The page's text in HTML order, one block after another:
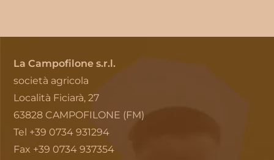
La Campofilone s.r.l.
società agricola
Località Ficiarà, 27
63828 CAMPOFILONE (FM)
Tel +39 0734 931294
Fax +39 0734 937354